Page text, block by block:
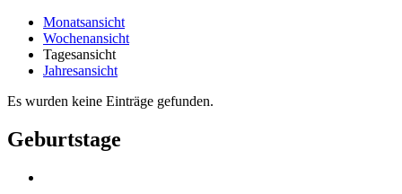
Monatsansicht
Wochenansicht
Tagesansicht
Jahresansicht
Es wurden keine Einträge gefunden.
Geburtstage